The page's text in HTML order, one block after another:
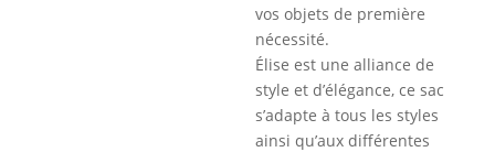
vos objets de première
nécessité.
Élise est une alliance de
style et d’élégance, ce sac
s’adapte à tous les styles
ainsi qu’aux différentes